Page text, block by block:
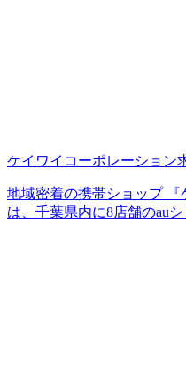
ケイワイコーポレーション
地域密着の携帯ショップ
は、千葉県内に8店舗のau